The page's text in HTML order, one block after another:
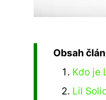
Obsah
Kdo je
Lil